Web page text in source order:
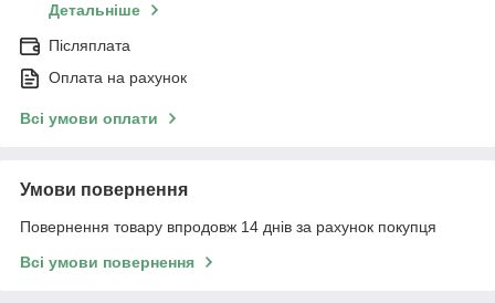
Детальніше
Післяплата
Оплата на рахунок
Всі умови оплати
Умови повернення
Повернення товару впродовж 14 днів за рахунок покупця
Всі умови повернення